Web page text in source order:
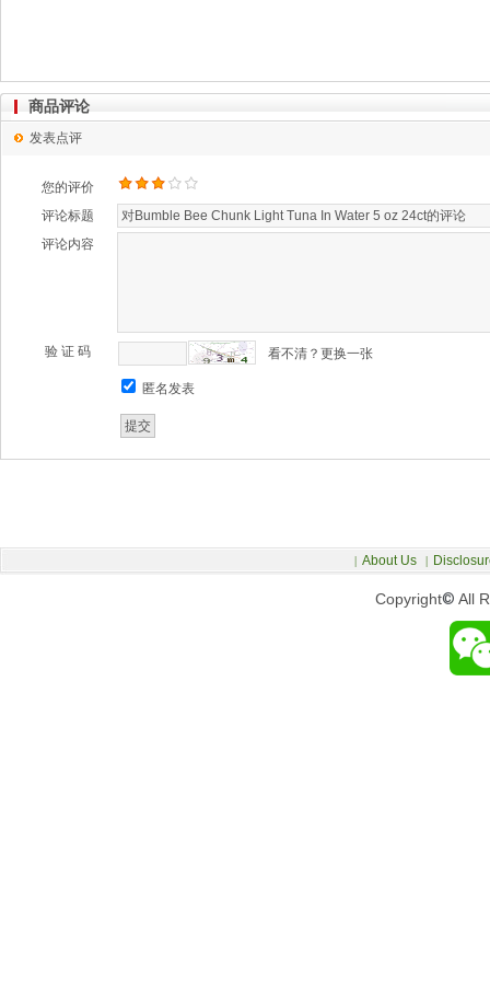
商品评论
发表点评
您的评价
评论标题
评论内容
验 证 码 看不清？更换一张
匿名发表
Copyright© All
| About Us |